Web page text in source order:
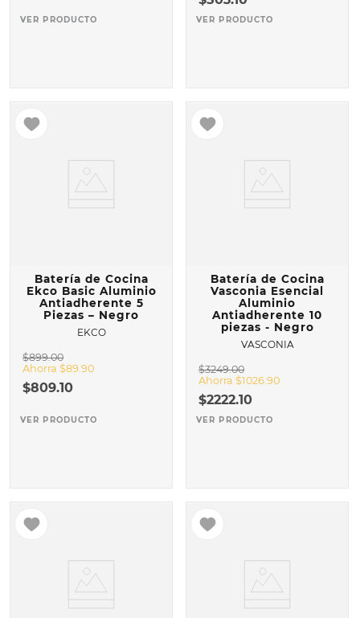
VER PRODUCTO VER PRODUCTO
Batería de Cocina
Ekco Basic Aluminio
Antiadherente 5
Piezas – Negro
EKCO
$899.00
Ahorra $89.90
$809.10
VER PRODUCTO
Batería de Cocina
Vasconia Esencial
Aluminio
Antiadherente 10
piezas - Negro
VASCONIA
$3249.00
Ahorra $1026.90
$2222.10
VER PRODUCTO